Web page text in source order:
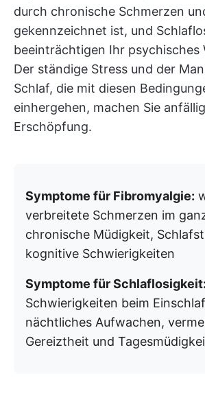
durch chronische Schmerzen
gekennzeichnet ist, und
beeinträchtigen Ihr psychisches
Der ständige Stress und der
Schlaf, die mit diesen
einhergehen, machen Sie
Erschöpfung.
Symptome für Fibromyalgie:
verbreitete Schmerzen im
chronische Müdigkeit,
kognitive Schwierigkeiten
Symptome für Schlaflosigkeit:
Schwierigkeiten beim
nächtliches Aufwachen,
Gereiztheit und